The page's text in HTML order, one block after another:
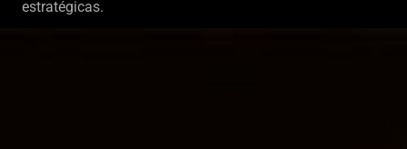
estratégicas.